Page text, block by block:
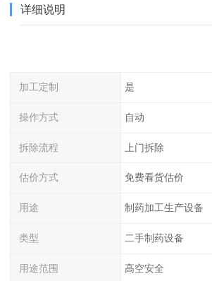
详细说明
加工定制 是
操作方式 自动
拆除流程 上门拆除
估价方式 免费看货估价
用途 制药加工生产设备
类型 二手制药设备
用途范围 高空安全